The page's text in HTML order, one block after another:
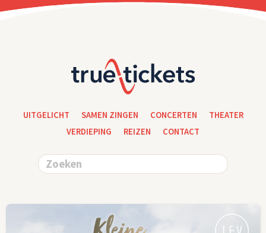
UITGELICHT SAMEN ZINGEN CONCERTEN
THEATER
VERDIEPING
REIZEN CONTACT